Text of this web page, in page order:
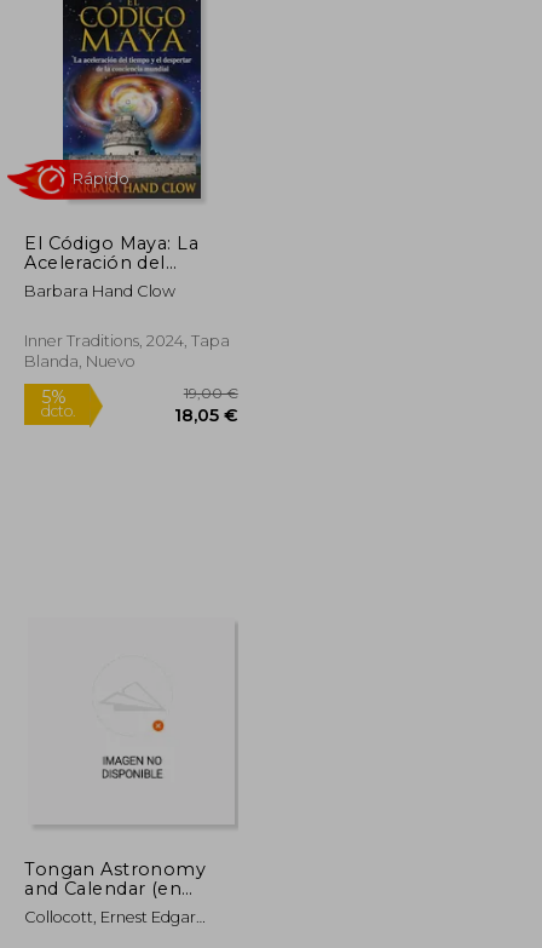
El Código Maya: La
Aceleración del
Tiempo y el Despertar
de la Conciencia
Barbara Hand Clow
Inner Traditions, 2024, Tapa
Blanda, Nuevo
Tongan Astronomy
and Calendar (en
Inglés)
Collocott, Ernest Edgar